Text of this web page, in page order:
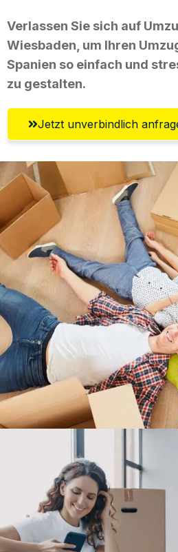
Verlassen Sie sich auf
Wiesbaden, um Ihren
Spanien so einfach und
zu gestalten.
Jetzt unverbindlich